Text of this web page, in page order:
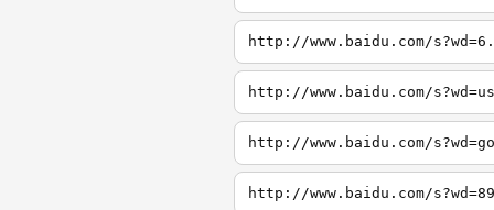
http://www.baidu.com/
http://www.baidu.com/
http://www.baidu.com/
http://www.baidu.com/